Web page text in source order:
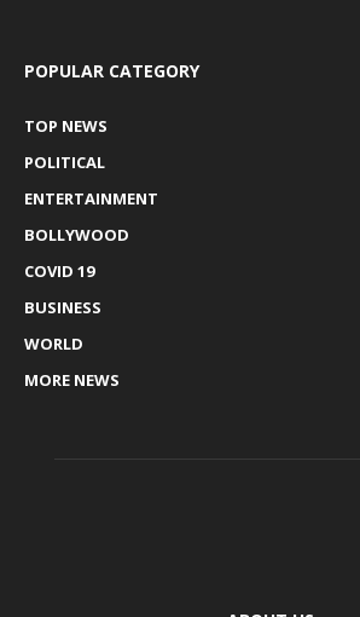
POPULAR CATEGORY
TOP NEWS
POLITICAL
ENTERTAINMENT
BOLLYWOOD
COVID 19
BUSINESS
WORLD
MORE NEWS